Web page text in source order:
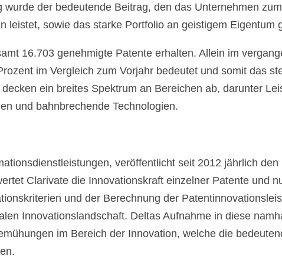
der bedeutende Beitrag, den das Unternehmen
leistet, sowie das starke Portfolio an geistigem Eigentum
16.703 genehmigte Patente erhalten. Allein im
im Vergleich zum Vorjahr bedeutet und somit das
ein breites Spektrum an Bereichen ab, darunter
und bahnbrechende Technologien.
veröffentlicht seit 2012 jährlich
Clarivate die Innovationskraft einzelner Patente und
und der Berechnung der
Innovationslandschaft. Deltas Aufnahme in diese
im Bereich der Innovation, welche die